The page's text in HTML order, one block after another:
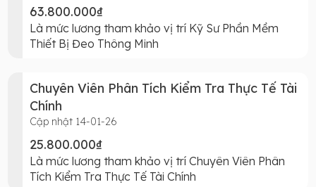
63.800.000₫
Là mức lương tham khảo vị trí Kỹ Sư Phần Mềm
Thiết Bị Đeo Thông Minh
Chuyên Viên Phân Tích Kiểm Tra Thực Tế Tài
Chính
Cập nhật 14-01-26
25.800.000₫
Là mức lương tham khảo vị trí Chuyên Viên Phân
Tích Kiểm Tra Thực Tế Tài Chính